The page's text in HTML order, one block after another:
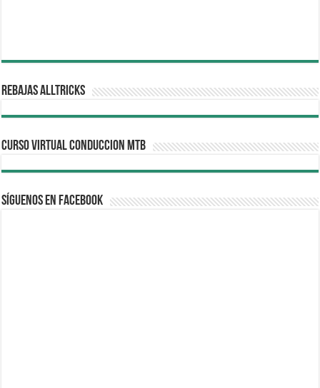
REBAJAS ALLTRICKS
CURSO VIRTUAL CONDUCCION MTB
Síguenos en Facebook